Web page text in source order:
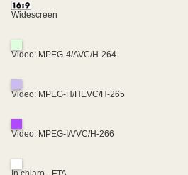
Widescreen
Video: MPEG-4/AVC/H-264
Video: MPEG-H/HEVC/H-265
Video: MPEG-I/VVC/H-266